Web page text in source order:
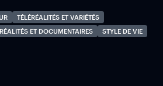
TÉLÉRÉALITÉS ET VARIÉTÉS
ET DOCUMENTAIRES
STYLE DE VIE